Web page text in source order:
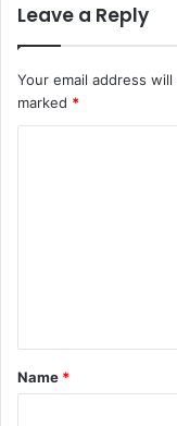
Leave a Reply
Your email address
marked *
*
Name *